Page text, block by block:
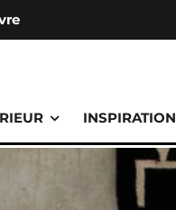
INSPIRATION